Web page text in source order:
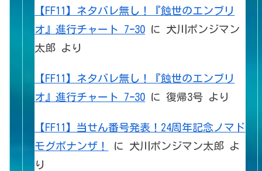
【FF11】ネタバレ無し！『蝕世のエンブリ
オ』進行チャート 7ｰ30 に 犬川ポンジマン
太郎 より
【FF11】ネタバレ無し！『蝕世のエンブリ
オ』進行チャート 7ｰ30 に復帰3号 より
【FF11】当せん番号発表！24周年記念ノマド
モグボナンザ！
に 犬川ポンジマン太郎 よ
り